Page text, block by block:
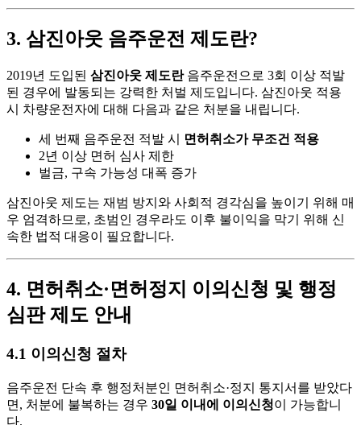
3. 삼진아웃 음주운전 제도란?
2019년 도입된 삼진아웃 제도란음주운전으로 3회 이상 적발
된 경우에 발동되는 강력한 처벌 제도입니다. 삼진아웃 적용
시 차량운전자에 대해 다음과 같은 처분을 내립니다.
세 번째 음주운전 적발 시
면허취소가 무조건 적용
2년 이상 면허 심사 제한
벌금, 구속 가능성 대폭 증가
삼진아웃 제도는 재범 방지와 사회적 경각심을 높이기 위해 매
우 엄격하므로, 초범인 경우라도 이후 불이익을 막기 위해 신
속한 법적 대응이 필요합니다.
4. 면허취소·면허정지 이의신청 및 행정
심판 제도 안내
4.1 이의신청 절차
음주운전 단속 후 행정처분인 면허취소·정지 통지서를 받았다
면, 처분에 불복하는 경우 30일 이내에 이의신청이 가능합니
다.